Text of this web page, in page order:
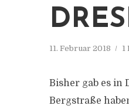
11. Februar 2018 1
Bisher gab es in
Bergstraße